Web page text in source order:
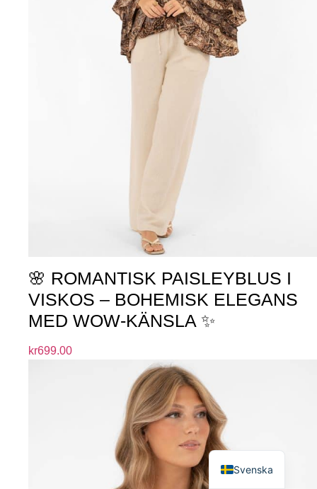
🌸 ROMANTISK PAISLEYBLUS I
VISKOS – BOHEMISK ELEGANS
MED WOW-KÄNSLA ✨
kr699.00
Svenska